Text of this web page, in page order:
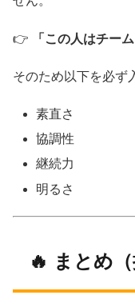
👉 「この人はチー
そのため以下を必ず
素直さ
協調性
継続力
明るさ
🔥 まとめ（